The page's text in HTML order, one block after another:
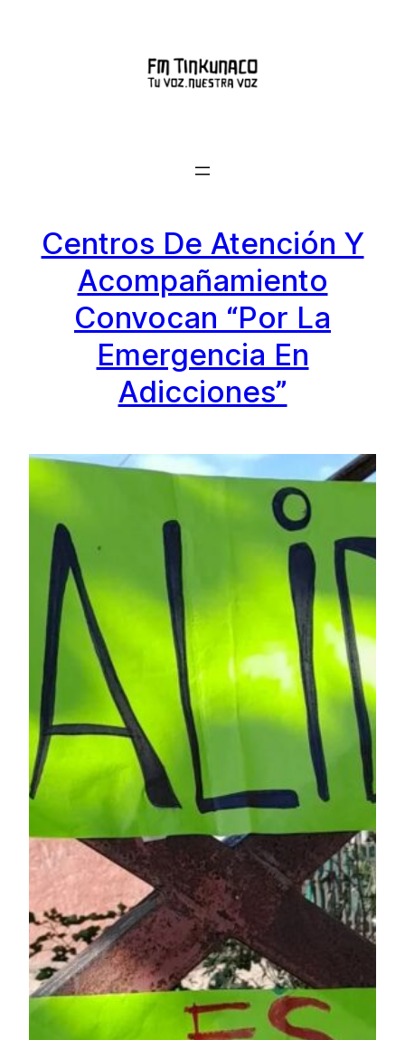
Centros De Atención Y
Acompañamiento
Convocan “Por La
Emergencia En
Adicciones”